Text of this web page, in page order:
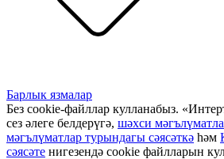
Барлык язмалар
Без cookie-файллар кулланабыз.
сез әлеге белдерүгә, шәхси
мәгълүматлар турындагы сәясәткә һәм
сәясәте нигезендә cookie файлларын